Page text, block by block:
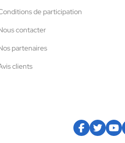
de participation
contacter
partenaires
clients